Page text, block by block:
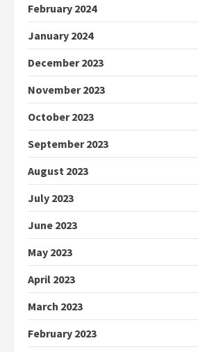
February 2024
January 2024
December 2023
November 2023
October 2023
September 2023
August 2023
July 2023
June 2023
May 2023
April 2023
March 2023
February 2023